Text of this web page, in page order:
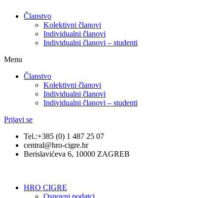
Članstvo
Kolektivni članovi
Individualni članovi
Individualni članovi – studenti
Menu
Članstvo
Kolektivni članovi
Individualni članovi
Individualni članovi – studenti
Prijavi se
Tel.:+385 (0) 1 487 25 07
central@hro-cigre.hr
Berislavićeva 6, 10000 ZAGREB
HRO CIGRE
Osnovni podatci​